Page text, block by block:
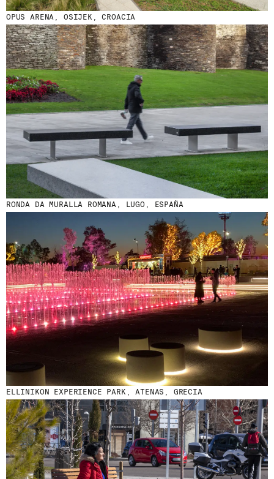
OPUS ARENA, OSIJEK, CROACIA
RONDA DA MURALLA ROMANA, LUGO, ESPAÑA
ELLINIKON EXPERIENCE PARK, ATENAS, GRECIA